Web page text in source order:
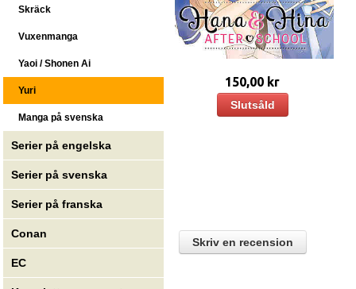
Skräck
Vuxenmanga
Yaoi / Shonen Ai
Yuri
Manga på svenska
Serier på engelska
Serier på svenska
Serier på franska
Conan
EC
150,00 kr
Slutsåld
Skriv en recension